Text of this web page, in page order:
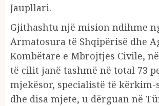
Jaupllari.
Gjithashtu një mision ndihme
Armatosura të Shqipërisë dhe
Kombëtare e Mbrojtjes Civile,
të cilit janë tashmë në total 73
mjekësor, specialistë të
dhe disa mjete, u dërguan në